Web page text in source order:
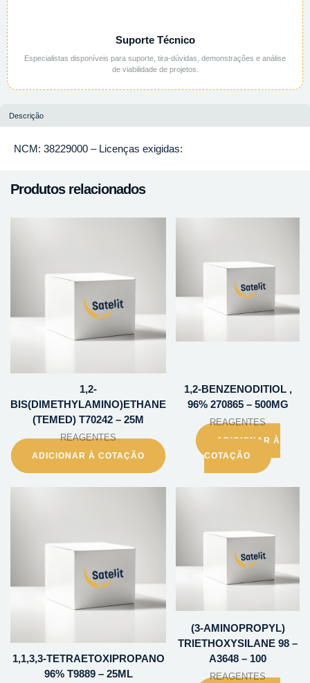
Suporte Técnico
Especialistas disponíveis para suporte, tira-dúvidas, demonstrações e análise
de viabilidade de projetos.
Descrição
NCM: 38229000 – Licenças exigidas:
Produtos relacionados
1,2-
BIS(DIMETHYLAMINO)ETHANE
(TEMED) T70242 – 25M
REAGENTES
ADICIONAR À COTAÇÃO
1,2-BENZENODITIOL ,
96% 270865 – 500MG
REAGENTES
ADICIONAR À
COTAÇÃO
1,1,3,3-TETRAETOXIPROPANO
96% T9889 – 25ML
(3-AMINOPROPYL)
TRIETHOXYSILANE 98 –
A3648 – 100
REAGENTES